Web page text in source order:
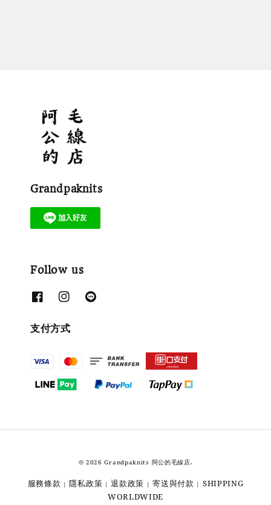
Grandpaknits
Follow us
支付方式
© 2026 Grandpaknits 阿公的毛線店.
服務條款 | 隱私政策 |退款政策 |寄送與付款 | SHIPPING
WORLDWIDE